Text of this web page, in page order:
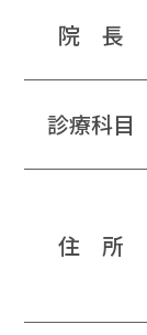
院 長
診療科目
住 所